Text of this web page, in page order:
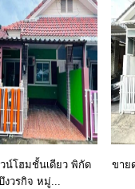
น์โฮมชั้นเดียว พิกัด
งวรกิจ หมู่...
ขาย